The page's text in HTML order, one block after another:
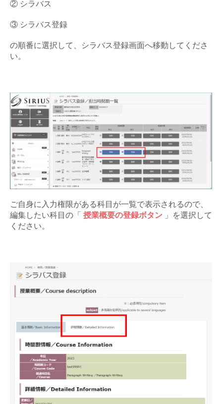
② シラバス
③ シラバス登録
の順番に選択して、シラバス登録画面へ移動してくださ
い。
ご自身に入力権限がある科目が一覧で表示されるので、
編集したい科目の「 授業概要の登録ボタン 」を選択して
ください。